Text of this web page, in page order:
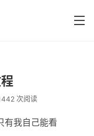
次阅读
有我自己能看